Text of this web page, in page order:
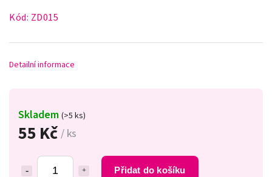
Kód: ZD015
55 Kč/ ks
Přidat do košíku
Skladem (>5 ks)
Detailní informace